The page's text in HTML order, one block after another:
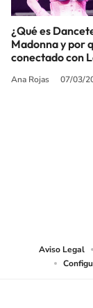
¿Qué es
Madonna y por
conectado con
Ana Rojas 07/03/
Aviso Legal